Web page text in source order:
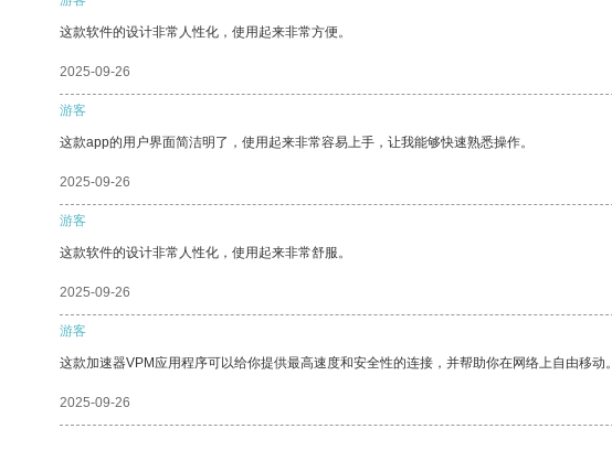
这款软件的设计非常人性化，使用起来非常方便。
2025-09-26
游客
这款app的用户界面简洁明了，使用起来非常容易上手，让我能够快速熟悉操作。
2025-09-26
游客
这款软件的设计非常人性化，使用起来非常舒服。
2025-09-26
游客
这款加速器VPM应用程序可以给你提供最高速度和安全性的连接，并帮助你在网络上自由移动。
2025-09-26